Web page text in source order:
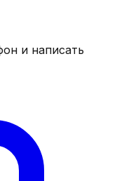
и написать